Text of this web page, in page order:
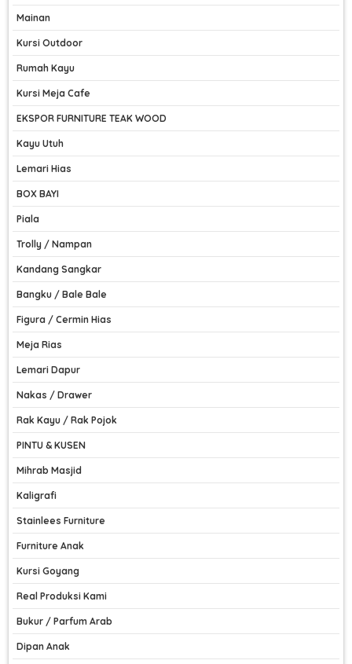
Mainan
Kursi Outdoor
Rumah Kayu
Kursi Meja Cafe
EKSPOR FURNITURE TEAK WOOD
Kayu Utuh
Lemari Hias
BOX BAYI
Piala
Trolly / Nampan
Kandang Sangkar
Bangku / Bale Bale
Figura / Cermin Hias
Meja Rias
Lemari Dapur
Nakas / Drawer
Rak Kayu / Rak Pojok
PINTU & KUSEN
Mihrab Masjid
Kaligrafi
Stainlees Furniture
Furniture Anak
Kursi Goyang
Real Produksi Kami
Bukur / Parfum Arab
Dipan Anak